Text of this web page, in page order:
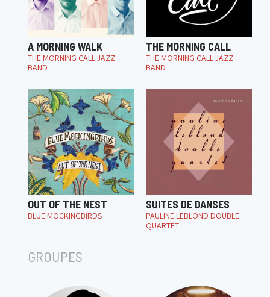
A MORNING WALK
THE MORNING CALL JAZZ
BAND
THE MORNING CALL
THE MORNING CALL JAZZ
BAND
OUT OF THE NEST
BLUE MOCKINGBIRDS
SUITES DE DANSES
PAULINE LEBLOND DOUBLE
QUARTET
GROUPES